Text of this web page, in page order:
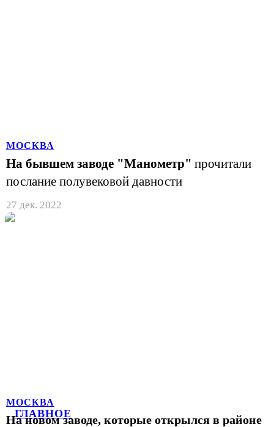
ГЛАВНОЕ
МОСКВА
На бывшем заводе "Манометр" прочитали
послание полувековой давности
27 дек. 2022
МОСКВА
На новом заводе, которые открылся в районе